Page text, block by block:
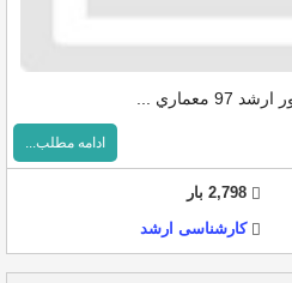
معماري ...
ادامه مطلب...
2,798 بار
کارشناسی ارشد